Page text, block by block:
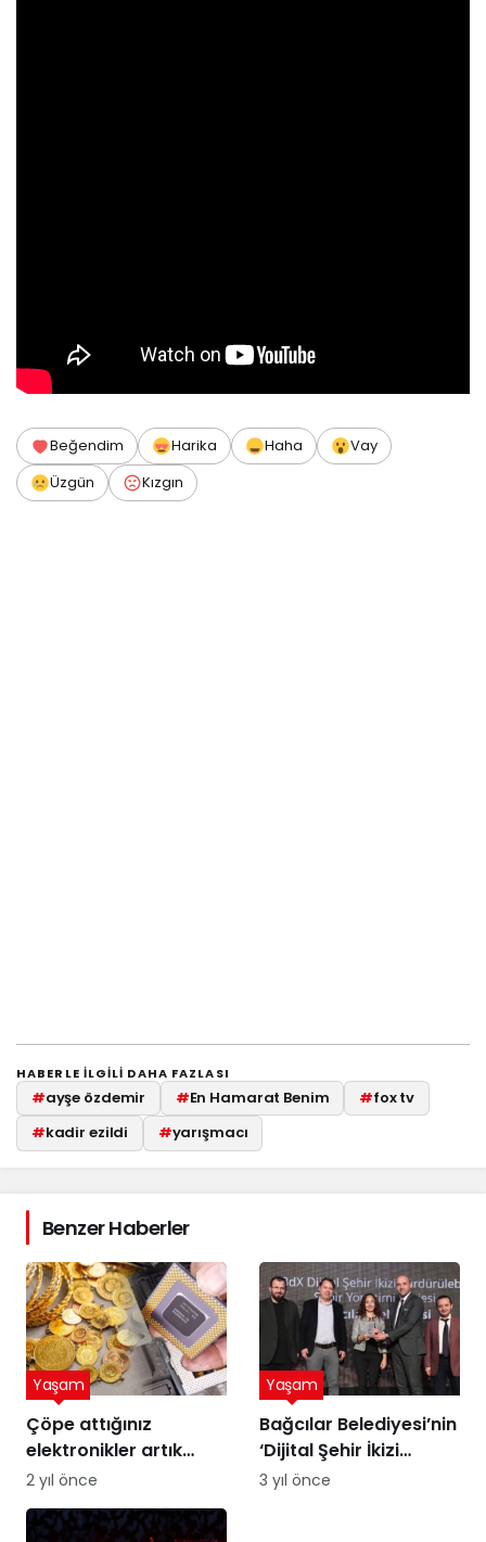
Beğendim Harika Haha
Vay
Üzgün
Kızgın
HABERLE ILGILI DAHA FAZLASI
#ayşe özdemir #En Hamarat Benim #fox tv
#kadir ezildi #yarışmacı
Benzer Haberler
Çöpe attığınız
elektronikler artık
altına dönüşebilir!
Üstelik peynir altı
suyuyla
Yaşam
2 yıl önce
Bağcılar Belediyesi’nin
‘Dijital Şehir İkizi
Sürdürülebilir Şehir
Yaşam
3 yıl önce